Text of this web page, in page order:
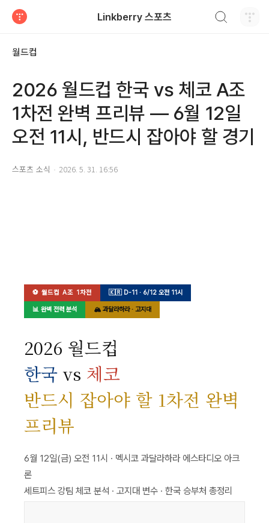
Linkberry 스포츠
월드컵
2026 월드컵 한국 vs 체코 A조
1차전 완벽 프리뷰 — 6월 12일
오전 11시, 반드시 잡아야 할 경기
스포츠 소식 2026. 5. 31. 16:56
⚽ 월드컵 A조 1차전 🇰🇷 D-11 · 6/12 오전 11시
📊 완벽 전력 분석 🏔 과달라하라 · 고지대
2026 월드컵
한국vs 체코
반드시 잡아야 할 1차전 완벽
프리뷰
6월 12일(금) 오전 11시 · 멕시코 과달라하라 에스타디오 아크
론
세트피스 강팀 체코 분석 · 고지대 변수 · 한국 승부처 총정리